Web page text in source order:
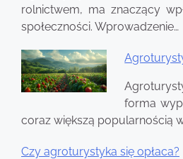
rolnictwem, ma znaczący
społeczności. Wprowadzenie…
forma
coraz większą popularnością
Czy agroturystyka się opłaca?